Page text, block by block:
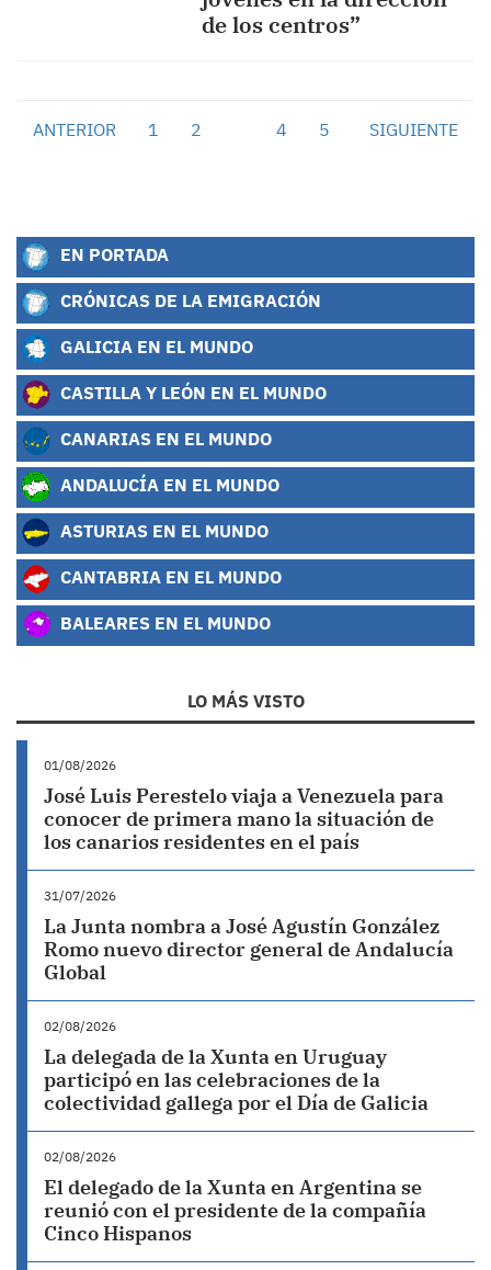
de los centros”
ANTERIOR 1 2 4 5 SIGUIENTE
EN PORTADA
CRÓNICAS DE LA EMIGRACIÓN
GALICIA EN EL MUNDO
CASTILLA Y LEÓN EN EL MUNDO
CANARIAS EN EL MUNDO
ANDALUCÍA EN EL MUNDO
ASTURIAS EN EL MUNDO
CANTABRIA EN EL MUNDO
BALEARES EN EL MUNDO
LO MÁS VISTO
01/08/2026
José Luis Perestelo viaja a Venezuela para
conocer de primera mano la situación de
los canarios residentes en el país
31/07/2026
La Junta nombra a José Agustín González
Romo nuevo director general de Andalucía
Global
02/08/2026
La delegada de la Xunta en Uruguay
participó en las celebraciones de la
colectividad gallega por el Día de Galicia
02/08/2026
El delegado de la Xunta en Argentina se
reunió con el presidente de la compañía
Cinco Hispanos